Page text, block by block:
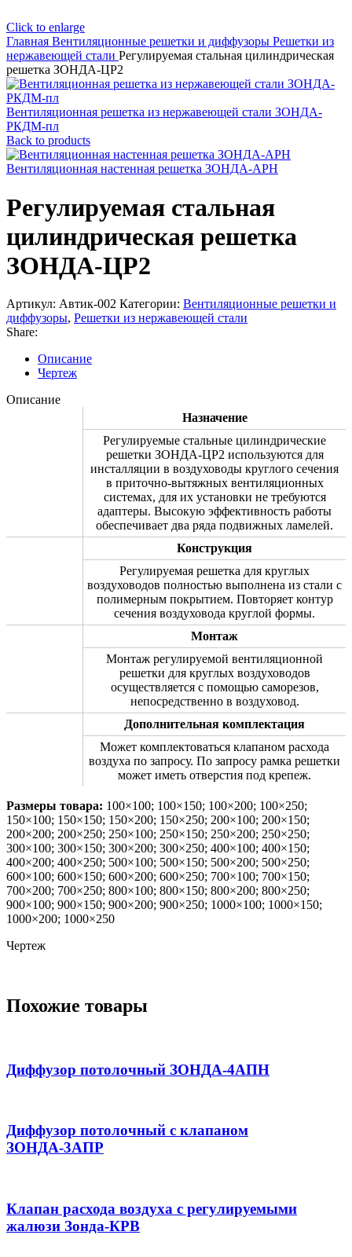
Click to enlarge
Главная Вентиляционные решетки и диффузоры Решетки из
нержавеющей стали Регулируемая стальная цилиндрическая
решетка ЗОНДА-ЦР2
Вентиляционная решетка из нержавеющей стали ЗОНДА-
РКДМ-пл
Back to products
Вентиляционная настенная решетка ЗОНДА-АРН
Регулируемая стальная
цилиндрическая решетка
ЗОНДА-ЦР2
Артикул: Автик-002 Категории: Вентиляционные решетки и
диффузоры, Решетки из нержавеющей стали
Share:
Описание
Чертеж
Описание
Назначение
Регулируемые стальные цилиндрические
решетки ЗОНДА-ЦР2 используются для
инсталляции в воздуховоды круглого сечения
в приточно-вытяжных вентиляционных
системах, для их установки не требуются
адаптеры. Высокую эффективность работы
обеспечивает два ряда подвижных ламелей.
Конструкция
Регулируемая решетка для круглых
воздуховодов полностью выполнена из стали с
полимерным покрытием. Повторяет контур
сечения воздуховода круглой формы.
Монтаж
Монтаж регулируемой вентиляционной
решетки для круглых воздуховодов
осуществляется с помощью саморезов,
непосредственно в воздуховод.
Дополнительная комплектация
Может комплектоваться клапаном расхода
воздуха по запросу. По запросу рамка решетки
может иметь отверстия под крепеж.
Размеры товара: 100×100; 100×150; 100×200; 100×250;
150×100; 150×150; 150×200; 150×250; 200×100; 200×150;
200×200; 200×250; 250×100; 250×150; 250×200; 250×250;
300×100; 300×150; 300×200; 300×250; 400×100; 400×150;
400×200; 400×250; 500×100; 500×150; 500×200; 500×250;
600×100; 600×150; 600×200; 600×250; 700×100; 700×150;
700×200; 700×250; 800×100; 800×150; 800×200; 800×250;
900×100; 900×150; 900×200; 900×250; 1000×100; 1000×150;
1000×200; 1000×250
Чертеж
Похожие товары
Диффузор потолочный ЗОНДА-4АПН
Диффузор потолочный с клапаном
ЗОНДА-3АПР
Клапан расхода воздуха с регулируемыми
жалюзи Зонда-КРВ